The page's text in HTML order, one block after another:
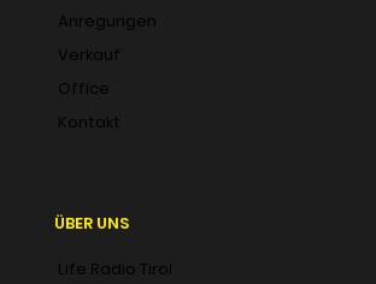
Anregungen
Verkauf
Office
Kontakt
ÜBER UNS
Life Radio Tirol